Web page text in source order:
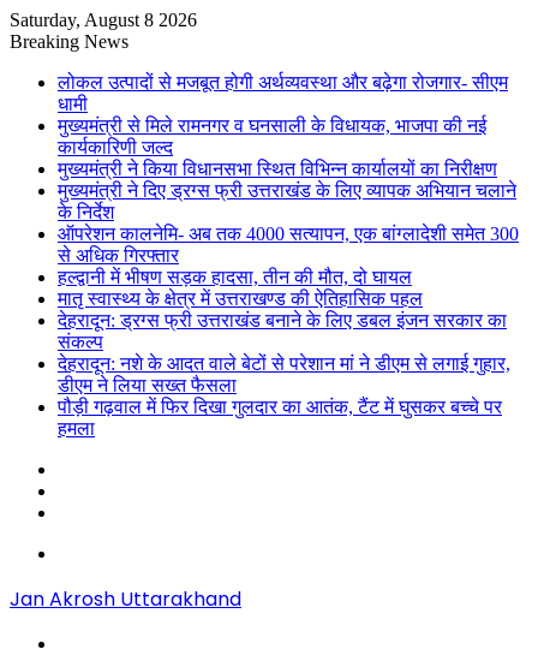
Saturday, August 8 2026
Breaking News
लोकल उत्पादों से मजबूत होगी अर्थव्यवस्था और बढ़ेगा रोजगार- सीएम
धामी
मुख्यमंत्री से मिले रामनगर व घनसाली के विधायक, भाजपा की नई
कार्यकारिणी जल्द
मुख्यमंत्री ने किया विधानसभा स्थित विभिन्न कार्यालयों का निरीक्षण
मुख्यमंत्री ने दिए ड्रग्स फ्री उत्तराखंड के लिए व्यापक अभियान चलाने
के निर्देश
ऑपरेशन कालनेमि- अब तक 4000 सत्यापन, एक बांग्लादेशी समेत 300
से अधिक गिरफ्तार
हल्द्वानी में भीषण सड़क हादसा, तीन की मौत, दो घायल
मातृ स्वास्थ्य के क्षेत्र में उत्तराखण्ड की ऐतिहासिक पहल
देहरादून: ड्रग्स फ्री उत्तराखंड बनाने के लिए डबल इंजन सरकार का
संकल्प
देहरादून: नशे के आदत वाले बेटों से परेशान मां ने डीएम से लगाई गुहार,
डीएम ने लिया सख्त फैसला
पौड़ी गढ़वाल में फिर दिखा गुलदार का आतंक, टैंट में घुसकर बच्चे पर
हमला
Jan Akrosh Uttarakhand